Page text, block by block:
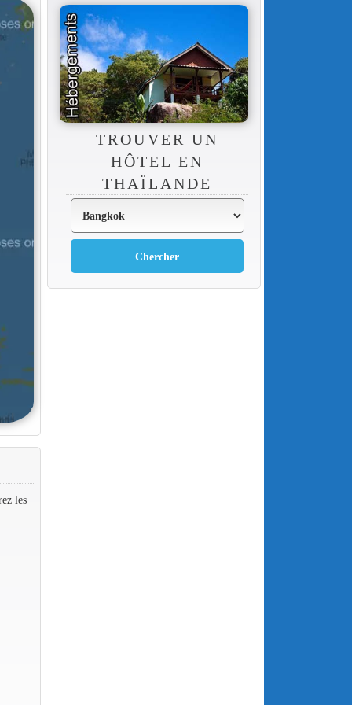
les
TROUVER UN
HÔTEL EN
THAÏLANDE